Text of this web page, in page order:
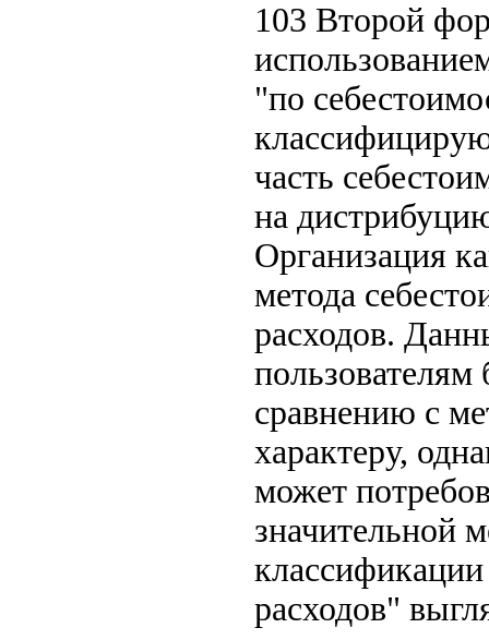
103 Второй
"по
часть
на
Организация
метода
расходов.
сравнению с
характеру,
может
значительной
расходов"